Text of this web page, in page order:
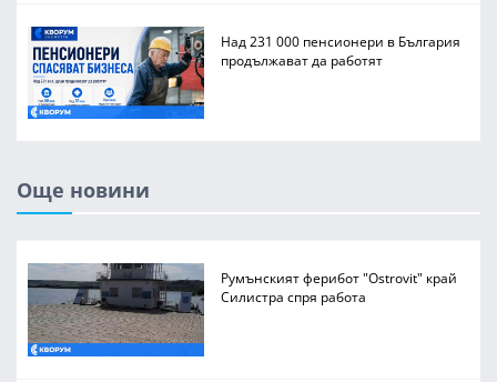
Над 231 000 пенсионери в България
продължават да работят
Още новини
Румънският ферибот "Ostrovit" край
Силистра спря работа